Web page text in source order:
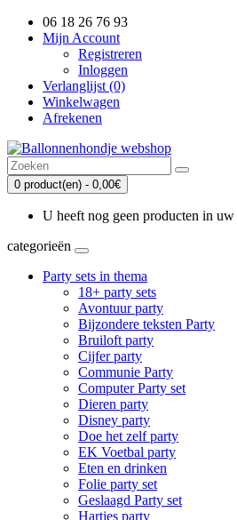
06 18 26 76 93
Mijn Account
Registreren
Inloggen
Verlanglijst (0)
Winkelwagen
Afrekenen
0 product(en) - 0,00€
U heeft nog geen producten in
categorieën
Party sets in thema
18+ party sets
Avontuur party
Bijzondere teksten Party
Bruiloft party
Cijfer party
Communie Party
Computer Party set
Dieren party
Disney party
Doe het zelf party
EK Voetbal party
Eten en drinken
Folie party set
Geslaagd Party set
Hartjes party